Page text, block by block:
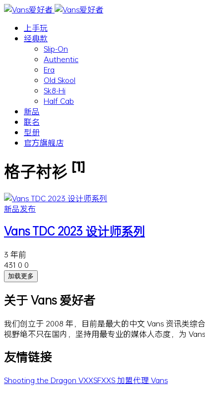
上手玩
经典款
Slip-On
Authentic
Era
Old Skool
Sk8-Hi
Half Cab
新品
联名
型册
官方旗舰店
格子衬衫 [1]
新品发布
Vans TDC 2023 设计师系列
3 年前
431 0 0
加载更多
关于 Vans 爱好者
我们创立于 2008 年，目前是最大的中文 Vans 资讯类综
视野绝不只在国内，坚持用最专业的媒体人态度，为
友情链接
Shooting the Dragon VXXSFXXS加盟代理 Vans